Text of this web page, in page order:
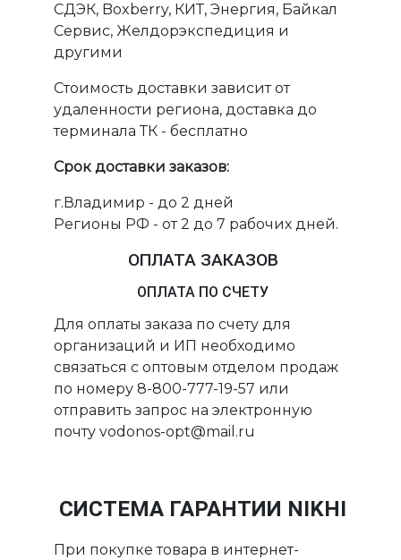
СДЭК, Boxberry, КИТ, Энергия, Байкал
Сервис, Желдорэкспедиция и
другими
Стоимость доставки зависит от
удаленности региона, доставка до
терминала ТК - бесплатно
Срок доставки заказов:
г.Владимир - до 2 дней
Регионы РФ - от 2 до 7 рабочих дней.
ОПЛАТА ЗАКАЗОВ
ОПЛАТА ПО СЧЕТУ
Для оплаты заказа по счету для
организаций и ИП необходимо
связаться с оптовым отделом продаж
по номеру 8-800-777-19-57 или
отправить запрос на электронную
почту vodonos-opt@mail.ru
СИСТЕМА ГАРАНТИИ NIKHI
При покупке товара в интернет-